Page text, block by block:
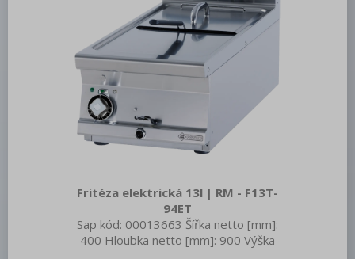
Fritéza elektrická 13l | RM - F13T-
94ET
Sap kód: 00013663 Šířka netto [mm]:
400 Hloubka netto [mm]: 900 Výška